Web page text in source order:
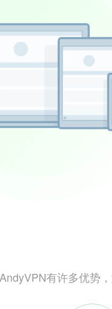
有许多优势